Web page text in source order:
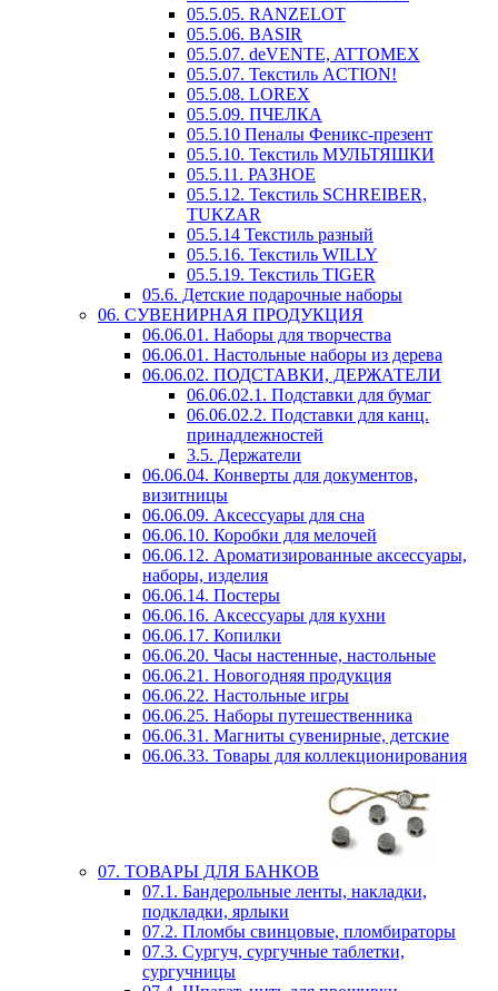
05.5.05. RANZELOT
05.5.06. BASIR
05.5.07. deVENTE, ATTOMEX
05.5.07. Текстиль ACTION!
05.5.08. LOREX
05.5.09. ПЧЕЛКА
05.5.10 Пеналы Феникс-презент
05.5.10. Текстиль МУЛЬТЯШКИ
05.5.11. РАЗНОЕ
05.5.12. Текстиль SCHREIBER,
TUKZAR
05.5.14 Текстиль разный
05.5.16. Текстиль WILLY
05.5.19. Текстиль TIGER
05.6. Детские подарочные наборы
06. СУВЕНИРНАЯ ПРОДУКЦИЯ
06.06.01. Наборы для творчества
06.06.01. Настольные наборы из дерева
06.06.02. ПОДСТАВКИ, ДЕРЖАТЕЛИ
06.06.02.1. Подставки для бумаг
06.06.02.2. Подставки для канц.
принадлежностей
3.5. Держатели
06.06.04. Конверты для документов,
визитницы
06.06.09. Аксессуары для сна
06.06.10. Коробки для мелочей
06.06.12. Ароматизированные аксессуары,
наборы, изделия
06.06.14. Постеры
06.06.16. Аксессуары для кухни
06.06.17. Копилки
06.06.20. Часы настенные, настольные
06.06.21. Новогодняя продукция
06.06.22. Настольные игры
06.06.25. Наборы путешественника
06.06.31. Магниты сувенирные, детские
06.06.33. Товары для коллекционирования
07. ТОВАРЫ ДЛЯ БАНКОВ
07.1. Бандерольные ленты, накладки,
подкладки, ярлыки
07.2. Пломбы свинцовые, пломбираторы
07.3. Сургуч, сургучные таблетки,
сургучницы